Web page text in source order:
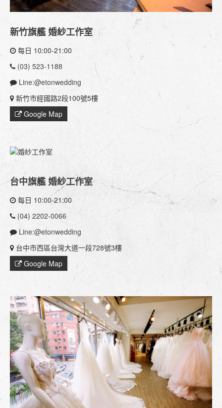
新竹旗艦 婚紗工作室
每日 10:00-21:00
(03) 523-1188
Line:@etonwedding
新竹市經國路2段100號5樓
Google Map
台中旗艦 婚紗工作室
每日 10:00-21:00
(04) 2202-0066
Line:@etonwedding
台中市西區台灣大道一段728號3樓
Google Map